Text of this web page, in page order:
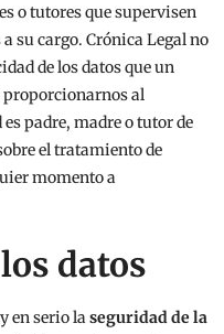
o tutores que supervisen
su cargo. Crónica Legal no
de los datos que un
al
padre, madre o tutor de
el tratamiento de
momento a
datos
en serio laseguridad de la